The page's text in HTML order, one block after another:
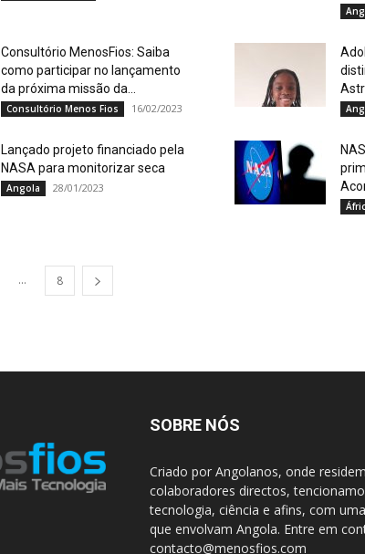
Consultório MenosFios: Saiba
como participar no lançamento
da próxima missão da...
Consultório Menos Fios 16/02/2023
Lançado projeto financiado pela
NASA para monitorizar seca
Angola 28/01/2023
... 8
SOBRE NÓS
Criado por Angolanos, onde
colaboradores directos,
tecnologia, ciência e afins, com
que envolvam Angola. Entre em
contacto@menosfios.com